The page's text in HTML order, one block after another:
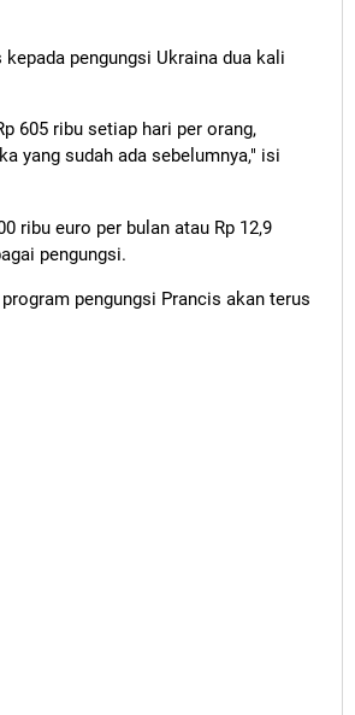
pengungsi Ukraina dua kali
605 ribu setiap hari per orang,
yang sudah ada sebelumnya," isi
ribu euro per bulan atau Rp 12,9
pengungsi.
pengungsi Prancis akan terus